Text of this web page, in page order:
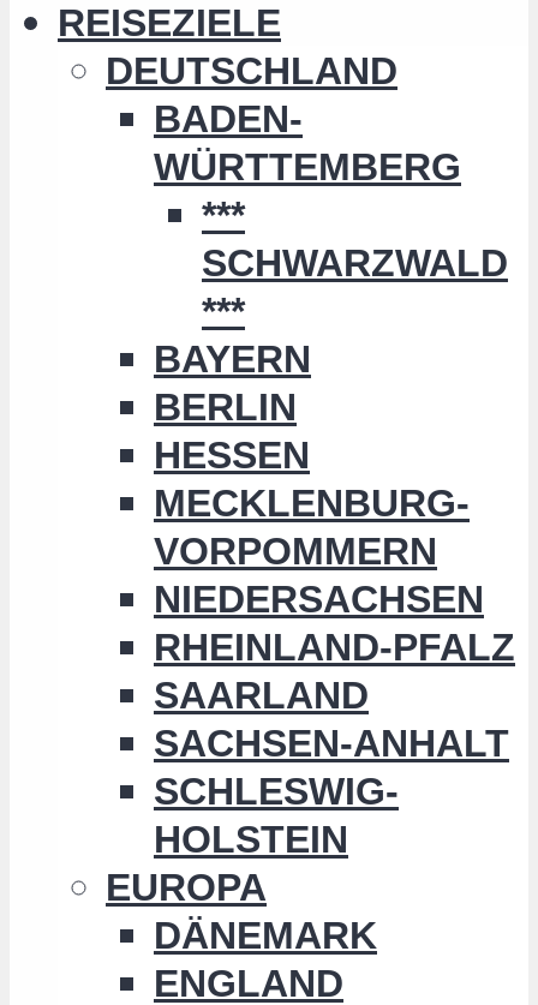
REISEZIELE
DEUTSCHLAND
BADEN-
WÜRTTEMBERG
***
SCHWARZWALD
***
BAYERN
BERLIN
HESSEN
MECKLENBURG-
VORPOMMERN
NIEDERSACHSEN
RHEINLAND-PFALZ
SAARLAND
SACHSEN-ANHALT
SCHLESWIG-
HOLSTEIN
EUROPA
DÄNEMARK
ENGLAND